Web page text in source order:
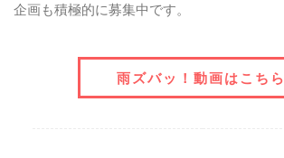
企画も積極的に募集中です。
雨ズバッ！動画はこちら